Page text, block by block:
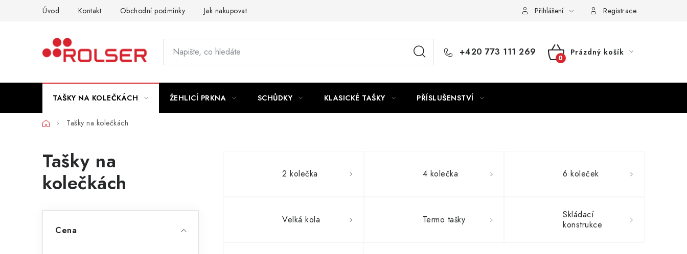
Úvod Kontakt Obchodní podmínky Jak nakupovat Přihlášení Registrace
+420 773 111 269
NÁKUPNÍ
Prázdný košík
TAŠKY NA KOLEČKÁCH ŽEHLICÍ PRKNA SCHŮDKY KLASICKÉ TAŠKY PŘÍSLUŠENSTVÍ
DomůTašky na kolečkách
Tašky na
kolečkách
Cena
2 kolečka 4 kolečka 6 koleček
Velká kola Termo tašky
Skládací
konstrukce